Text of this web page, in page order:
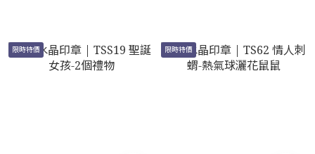
限時特價 限時特價